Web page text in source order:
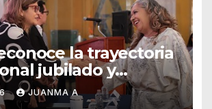
la trayectoria
jubilado y
su legado
JUANMA A